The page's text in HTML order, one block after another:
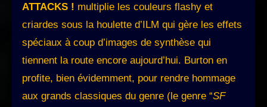
ATTACKS ! multiplie les couleurs flashy et
criardes sous la houlette d’ILM qui gère les effets
spéciaux à coup d’images de synthèse qui
tiennent la route encore aujourd’hui. Burton en
profite, bien évidemment, pour rendre hommage
aux grands classiques du genre (le genre “SF